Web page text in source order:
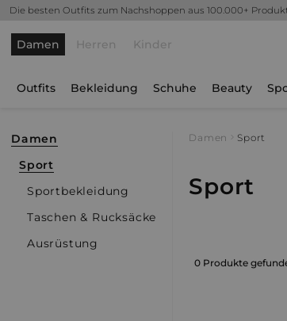
Die besten Outfits zum Nachshoppen aus 100.000+
Damen Herren Kinder
Outfits Bekleidung Schuhe Beauty
Damen
Sport
Sportbekleidung
Taschen & Rucksäcke
Ausrüstung
Damen Sport
Sport
0 Produkte